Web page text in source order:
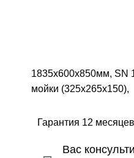
1835х600х850мм, SN
мойки (325х265х150),
Гарантия 12 месяцев
Вас